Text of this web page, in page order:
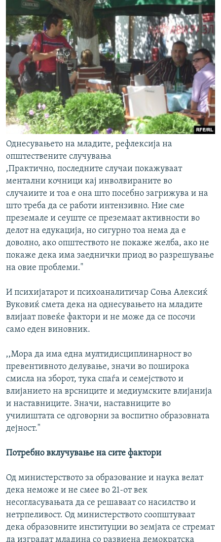
Однесувањето на младите, рефлексија на
општествените случувања
,Практично, последните случаи покажуваат
ментални кочници кај инволвираните во
случаиите и тоа е она што посебно загрижува и на
што треба да се работи интензивно. Ние сме
преземале и сеуште се преземаат активности во
делот на едукација, но сигурно тоа нема да е
доволно, ако општеството не покаже желба, ако не
покаже дека има заеднички приод во разрешување
на овие проблеми."
И психијатарот и психоаналитичар Соња Алексиќ
Вуковиќ смета дека на однесувањето на младите
влијаат повеќе фактори и не може да се посочи
само еден виновник.
,,Мора да има една мултидисциплинарност во
превентивното делување, значи во поширока
смисла на зборот, тука спаѓа и семејството и
влијанието на врсниците и медиумските влијанија
и наставниците. Значи, наставниците во
училиштата се одговорни за воспитно образовната
дејност."
Потребно вклучување на сите фактори
Од министерството за образование и наука велат
дека неможе и не смее во 21-от век
несогласувањата да се решаваат со насилство и
нетрпеливост. Од министерството соопштуваат
дека образовните институции во земјата се стремат
да изградат младина со развиена демократска